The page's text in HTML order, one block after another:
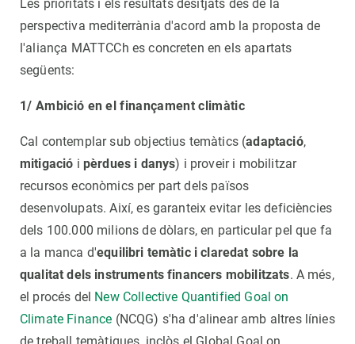
Les prioritats i els resultats desitjats des de la
perspectiva mediterrània d'acord amb la proposta de
l'aliança MATTCCh es concreten en els apartats
següents:
1/ Ambició en el finançament climàtic
Cal contemplar sub objectius temàtics (adaptació,
mitigació i pèrdues i danys) i proveir i mobilitzar
recursos econòmics per part dels països
desenvolupats. Així, es garanteix evitar les deficiències
dels 100.000 milions de dòlars, en particular pel que fa
a la manca d'equilibri temàtic i claredat sobre la
qualitat dels instruments financers mobilitzats. A més,
el procés del New Collective Quantified Goal on
Climate Finance (NCQG) s'ha d'alinear amb altres línies